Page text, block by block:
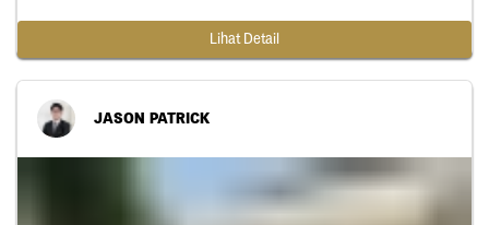
Lihat Detail
JASON PATRICK